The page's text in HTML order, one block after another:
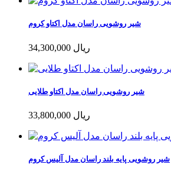
شیر روشویی راسان مدل اکتاو کروم
34,300,000 ریال
شیر روشویی راسان مدل اکتاو طلایی
33,800,000 ریال
شیر روشویی پایه بلند راسان مدل آلیس کروم